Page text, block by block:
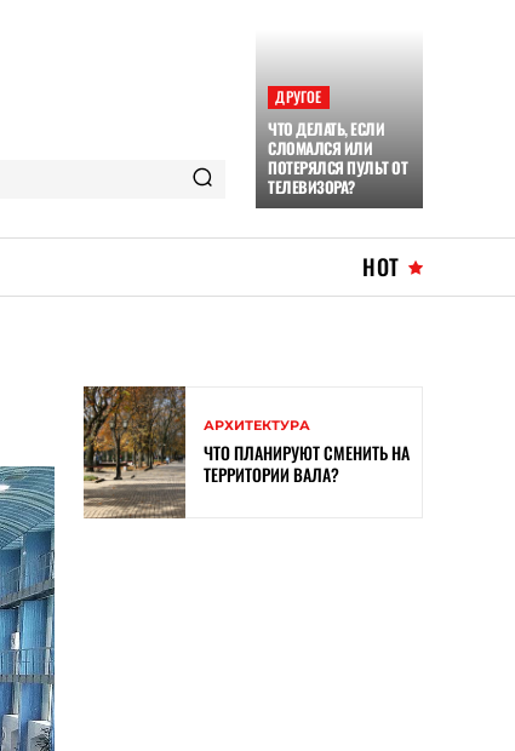
ДРУГОЕ
ЧТО ДЕЛАТЬ, ЕСЛИ
СЛОМАЛСЯ ИЛИ
ПОТЕРЯЛСЯ ПУЛЬТ ОТ
ТЕЛЕВИЗОРА?
HOT
АРХИТЕКТУРА
ЧТО ПЛАНИРУЮТ СМЕНИТЬ НА
ТЕРРИТОРИИ ВАЛА?